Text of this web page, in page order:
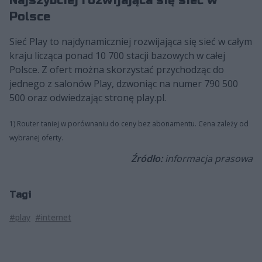
Polsce
Sieć Play to najdynamiczniej rozwijająca się sieć w całym
kraju licząca ponad 10 700 stacji bazowych w całej
Polsce. Z ofert można skorzystać przychodząc do
jednego z salonów Play, dzwoniąc na numer 790 500
500 oraz odwiedzając stronę play.pl.
1) Router taniej w porównaniu do ceny bez abonamentu. Cena zależy od
wybranej oferty.
Źródło:informacja prasowa
Tagi
#play #internet